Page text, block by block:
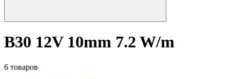
B30 12V 10mm 7.2 W/m
6 товаров